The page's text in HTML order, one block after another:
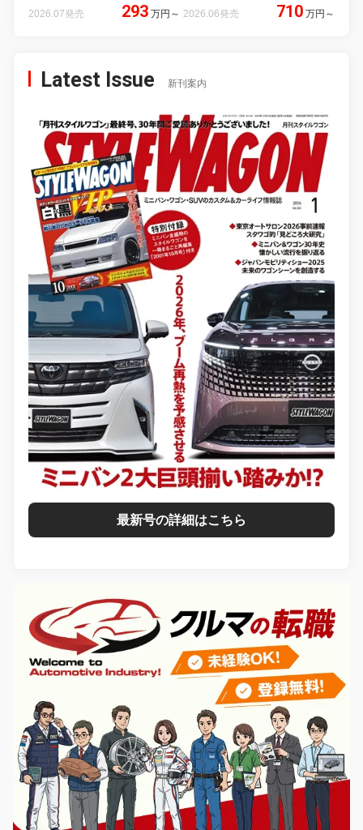
2026.07発売 293 万円 ～ 2026.06発売 710 万円 ～
Latest Issue 新刊案内
最新号の詳細はこちら